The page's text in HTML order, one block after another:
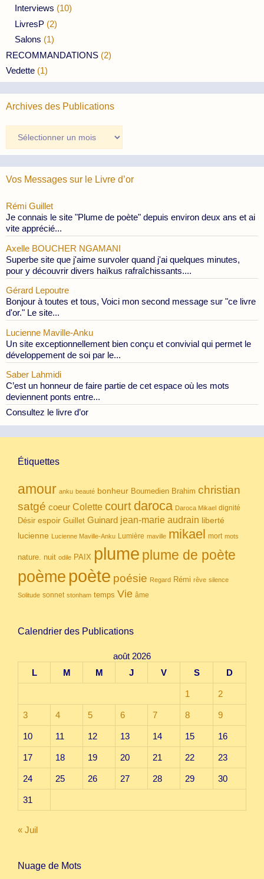
Interviews (10)
LivresP (2)
Salons (1)
RECOMMANDATIONS (2)
Vedette (1)
Archives des Publications
des
Publications
Vos Messages sur le Livre d’or
Rémi Guillet
Je connais le site "Plume de poète" depuis environ deux ans et ai
vite apprécié...
Axelle BOUCHER NGAMANI
Superbe site que j'aime survoler quand j'ai quelques minutes,
pour y découvrir divers haïkus rafraîchissants....
Gérard Lepoutre
Bonjour à toutes et tous, Voici mon second message sur "ce livre
d'or." Le site...
Lucienne Maville-Anku
Un site exceptionnellement bien conçu et convivial qui permet le
développement de soi par le...
Saber Lahmidi
C’est un honneur de faire partie de cet espace où les mots
deviennent ponts entre...
Consultez le livre d’or
Étiquettes
amour anku beauté bonheur Boumedien Brahim christian
satgé coeur Colette court daroca Daroca Mikael dignité
Désir espoir Guillet Guinard jean-marie audrain liberté
lucienne Lucienne Maville-Anku Lumière maville mikael mort mots
nature. nuit odile PAIX plume plume de poète
poème poète poésie Regard Rémi rêve silence
Solitude sonnet stonham temps Vie âme
Calendrier des Publications
août 2026
L
M M J V S D
1 2
3 4 5 6 7 8 9
10 11 12 13 14 15 16
17 18 19 20 21 22 23
24 25 26 27 28 29 30
31
« Juil
Nuage de Mots